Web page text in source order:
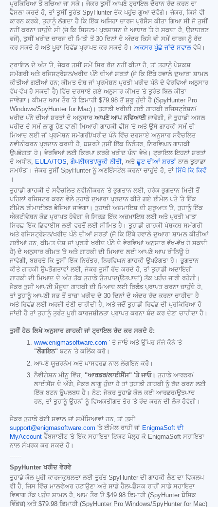
ਪ੍ਰਕਿਰਿਆ ਤੋਂ ਬਚਿਆ ਜਾ ਸਕੇ। ਜੇਕਰ ਤੁਸੀਂ ਆਪਣੇ ਟ੍ਰਾਇਲ ਦੌਰਾਨ ਰੱਦ ਕਰਨ ਦਾ
ਫੈਸਲਾ ਕਰਦੇ ਹੋ, ਤਾਂ ਤੁਸੀਂ ਤੁਰੰਤ SpyHunter ਤੱਕ ਪਹੁੰਚ ਗੁਆ ਦੇਵੋਗੇ। ਜੇਕਰ, ਕਿਸੇ ਵੀ
ਕਾਰਨ ਕਰਕੇ, ਤੁਹਾਨੂੰ ਲੱਗਦਾ ਹੈ ਕਿ ਇੱਕ ਅਜਿਹਾ ਚਾਰਜ ਪ੍ਰੋਸੈਸ ਕੀਤਾ ਗਿਆ ਸੀ ਜੋ ਤੁਸੀਂ
ਨਹੀਂ ਕਰਨਾ ਚਾਹੁੰਦੇ ਸੀ (ਜੋ ਕਿ ਸਿਸਟਮ ਪ੍ਰਸ਼ਾਸਨ ਦੇ ਆਧਾਰ 'ਤੇ ਹੋ ਸਕਦਾ ਹੈ, ਉਦਾਹਰਣ
ਵਜੋਂ), ਤੁਸੀਂ ਖਰੀਦ ਚਾਰਜ ਦੀ ਮਿਤੀ ਤੋਂ 30 ਦਿਨਾਂ ਦੇ ਅੰਦਰ ਕਿਸੇ ਵੀ ਸਮੇਂ ਚਾਰਜ ਨੂੰ ਰੱਦ
ਕਰ ਸਕਦੇ ਹੋ ਅਤੇ ਪੂਰਾ ਰਿਫੰਡ ਪ੍ਰਾਪਤ ਕਰ ਸਕਦੇ ਹੋ। ਅਕਸਰ ਪੁੱਛੇ ਜਾਂਦੇ ਸਵਾਲ ਵੇਖੋ।
ਟ੍ਰਾਇਲ ਦੇ ਅੰਤ 'ਤੇ, ਜੇਕਰ ਤੁਸੀਂ ਸਮੇਂ ਸਿਰ ਰੱਦ ਨਹੀਂ ਕੀਤਾ ਹੈ, ਤਾਂ ਤੁਹਾਨੂੰ ਪੇਸ਼ਕਸ਼
ਸਮੱਗਰੀ ਅਤੇ ਰਜਿਸਟ੍ਰੇਸ਼ਨ/ਖਰੀਦ ਪੰਨੇ ਦੀਆਂ ਸ਼ਰਤਾਂ (ਜੋ ਕਿ ਇੱਥੇ ਹਵਾਲੇ ਦੁਆਰਾ ਸ਼ਾਮਲ
ਕੀਤੀਆਂ ਗਈਆਂ ਹਨ; ਕੀਮਤ ਦੇਸ਼ ਜਾਂ ਪ੍ਰਮੋਸ਼ਨ ਪ੍ਰਤੀ ਖਰੀਦ ਪੰਨੇ ਦੇ ਵੇਰਵਿਆਂ ਅਨੁਸਾਰ
ਵੱਖ-ਵੱਖ ਹੋ ਸਕਦੀ ਹੈ) ਵਿੱਚ ਦਰਸਾਏ ਗਏ ਅਨੁਸਾਰ ਕੀਮਤ 'ਤੇ ਤੁਰੰਤ ਬਿਲ ਕੀਤਾ
ਜਾਵੇਗਾ। ਕੀਮਤ ਆਮ ਤੌਰ 'ਤੇ ਛਿਮਾਹੀ $79.98 ਤੋਂ ਸ਼ੁਰੂ ਹੁੰਦੀ ਹੈ (SpyHunter Pro
Windows/SpyHunter for Mac)। ਤੁਹਾਡੀ ਖਰੀਦੀ ਗਈ ਗਾਹਕੀ ਰਜਿਸਟ੍ਰੇਸ਼ਨ/
ਖਰੀਦ ਪੰਨੇ ਦੀਆਂ ਸ਼ਰਤਾਂ ਦੇ ਅਨੁਸਾਰ ਆਪਣੇ ਆਪ ਨਵਿਆਈਜਾਵੇਗੀ, ਜੋ ਤੁਹਾਡੀ ਅਸਲ
ਖਰੀਦ ਦੇ ਸਮੇਂ ਲਾਗੂ ਹੋਣ ਵਾਲੀ ਮਿਆਰੀ ਗਾਹਕੀ ਫੀਸ 'ਤੇ ਅਤੇ ਉਸੇ ਗਾਹਕੀ ਸਮੇਂ ਦੀ
ਮਿਆਦ ਲਈ ਜਾਂ ਪ੍ਰਮੋਸ਼ਨ ਸਮੱਗਰੀ/ਖਰੀਦ ਪੰਨੇ ਵਿੱਚ ਦਰਸਾਏ ਅਨੁਸਾਰ ਸਵੈਚਲਿਤ
ਨਵੀਨੀਕਰਨ ਪ੍ਰਦਾਨ ਕਰਦੀ ਹੈ, ਬਸ਼ਰਤੇ ਤੁਸੀਂ ਇੱਕ ਨਿਰੰਤਰ, ਨਿਰਵਿਘਨ ਗਾਹਕੀ
ਉਪਭੋਗਤਾ ਹੋ। ਵੇਰਵਿਆਂ ਲਈ ਕਿਰਪਾ ਕਰਕੇ ਖਰੀਦ ਪੰਨਾ ਵੇਖੋ। ਟ੍ਰਾਇਲ ਇਹਨਾਂ ਸ਼ਰਤਾਂ
ਦੇ ਅਧੀਨ, EULA/TOS, ਗੋਪਨੀਯਤਾ/ਕੂਕੀ ਨੀਤੀ, ਅਤੇ ਛੂਟ ਦੀਆਂ ਸ਼ਰਤਾਂ ਨਾਲ ਤੁਹਾਡਾ
ਸਮਝੌਤਾ। ਜੇਕਰ ਤੁਸੀਂ SpyHunter ਨੂੰ ਅਣਇੰਸਟੌਲ ਕਰਨਾ ਚਾਹੁੰਦੇ ਹੋ, ਤਾਂ ਸਿੱਖੋ ਕਿ ਕਿਵੇਂ
।
ਤੁਹਾਡੀ ਗਾਹਕੀ ਦੇ ਸਵੈਚਲਿਤ ਨਵੀਨੀਕਰਨ 'ਤੇ ਭੁਗਤਾਨ ਲਈ, ਹਰੇਕ ਭੁਗਤਾਨ ਮਿਤੀ ਤੋਂ
ਪਹਿਲਾਂ ਰਜਿਸਟਰ ਕਰਨ ਵੇਲੇ ਤੁਹਾਡੇ ਦੁਆਰਾ ਪ੍ਰਦਾਨ ਕੀਤੇ ਗਏ ਈਮੇਲ ਪਤੇ 'ਤੇ ਇੱਕ
ਈਮੇਲ ਰੀਮਾਈਂਡਰ ਭੇਜਿਆ ਜਾਵੇਗਾ। ਤੁਹਾਡੀ ਅਜ਼ਮਾਇਸ਼ ਦੀ ਸ਼ੁਰੂਆਤ 'ਤੇ, ਤੁਹਾਨੂੰ ਇੱਕ
ਐਕਟੀਵੇਸ਼ਨ ਕੋਡ ਪ੍ਰਾਪਤ ਹੋਵੇਗਾ ਜੋ ਸਿਰਫ਼ ਇੱਕ ਅਜ਼ਮਾਇਸ਼ ਲਈ ਅਤੇ ਪ੍ਰਤੀ ਖਾਤਾ
ਸਿਰਫ਼ ਇੱਕ ਡਿਵਾਈਸ ਲਈ ਵਰਤੋਂ ਲਈ ਸੀਮਿਤ ਹੈ। ਤੁਹਾਡੀ ਗਾਹਕੀ ਪੇਸ਼ਕਸ਼ ਸਮੱਗਰੀ
ਅਤੇ ਰਜਿਸਟ੍ਰੇਸ਼ਨ/ਖਰੀਦ ਪੰਨੇ ਦੀਆਂ ਸ਼ਰਤਾਂ (ਜੋ ਕਿ ਇੱਥੇ ਹਵਾਲੇ ਦੁਆਰਾ ਸ਼ਾਮਲ ਕੀਤੀਆਂ
ਗਈਆਂ ਹਨ; ਕੀਮਤ ਦੇਸ਼ ਜਾਂ ਪ੍ਰਤੀ ਖਰੀਦ ਪੰਨੇ ਦੇ ਵੇਰਵਿਆਂ ਅਨੁਸਾਰ ਵੱਖ-ਵੱਖ ਹੋ ਸਕਦੀ
ਹੈ) ਦੇ ਅਨੁਸਾਰ ਕੀਮਤ 'ਤੇ ਅਤੇ ਗਾਹਕੀ ਦੀ ਮਿਆਦ ਲਈ ਆਪਣੇ ਆਪ ਰੀਨਿਊ ਹੋ
ਜਾਵੇਗੀ, ਬਸ਼ਰਤੇ ਕਿ ਤੁਸੀਂ ਇੱਕ ਨਿਰੰਤਰ, ਨਿਰਵਿਘਨ ਗਾਹਕੀ ਉਪਭੋਗਤਾ ਹੋ। ਭੁਗਤਾਨ
ਕੀਤੇ ਗਾਹਕੀ ਉਪਭੋਗਤਾਵਾਂ ਲਈ, ਜੇਕਰ ਤੁਸੀਂ ਰੱਦ ਕਰਦੇ ਹੋ, ਤਾਂ ਤੁਹਾਡੀ ਅਦਾਇਗੀ
ਗਾਹਕੀ ਦੀ ਮਿਆਦ ਦੇ ਅੰਤ ਤੱਕ ਤੁਹਾਡੇ ਉਤਪਾਦ(ਉਤਪਾਦਾਂ) ਤੱਕ ਪਹੁੰਚ ਜਾਰੀ ਰਹੇਗੀ।
ਜੇਕਰ ਤੁਸੀਂ ਆਪਣੀ ਮੌਜੂਦਾ ਗਾਹਕੀ ਦੀ ਮਿਆਦ ਲਈ ਰਿਫੰਡ ਪ੍ਰਾਪਤ ਕਰਨਾ ਚਾਹੁੰਦੇ ਹੋ,
ਤਾਂ ਤੁਹਾਨੂੰ ਆਪਣੀ ਸਭ ਤੋਂ ਤਾਜ਼ਾ ਖਰੀਦ ਦੇ 30 ਦਿਨਾਂ ਦੇ ਅੰਦਰ ਰੱਦ ਕਰਨਾ ਚਾਹੀਦਾ ਹੈ
ਅਤੇ ਰਿਫੰਡ ਲਈ ਅਰਜ਼ੀ ਦੇਣੀ ਚਾਹੀਦੀ ਹੈ, ਅਤੇ ਜਦੋਂ ਤੁਹਾਡੀ ਰਿਫੰਡ ਦੀ ਪ੍ਰਕਿਰਿਆ ਹੋ
ਜਾਂਦੀ ਹੈ ਤਾਂ ਤੁਹਾਨੂੰ ਤੁਰੰਤ ਪੂਰੀ ਕਾਰਜਸ਼ੀਲਤਾ ਪ੍ਰਾਪਤ ਕਰਨਾ ਬੰਦ ਕਰ ਦੇਣਾ ਚਾਹੀਦਾ ਹੈ।
ਤੁਸੀਂ ਹੇਠ ਲਿਖੇ ਅਨੁਸਾਰ ਗਾਹਕੀ ਜਾਂ ਟ੍ਰਾਇਲ ਰੱਦ ਕਰ ਸਕਦੇ ਹੋ:
www.enigmasoftware.com ' ਤੇ ਜਾਓ ਅਤੇ ਉੱਪਰ ਸੱਜੇ ਕੋਨੇ 'ਤੇ
"ਲੌਗਇਨ" ਬਟਨ 'ਤੇ ਕਲਿੱਕ ਕਰੋ।
ਆਪਣੇ ਯੂਜ਼ਰਨੇਮ ਅਤੇ ਪਾਸਵਰਡ ਨਾਲ ਲੌਗਇਨ ਕਰੋ।
ਨੈਵੀਗੇਸ਼ਨ ਮੀਨੂ ਵਿੱਚ, "ਆਰਡਰ/ਲਾਈਸੈਂਸ" 'ਤੇ ਜਾਓ। ਤੁਹਾਡੇ ਆਰਡਰ/
ਲਾਈਸੈਂਸ ਦੇ ਅੱਗੇ, ਜੇਕਰ ਲਾਗੂ ਹੁੰਦਾ ਹੈ ਤਾਂ ਤੁਹਾਡੀ ਗਾਹਕੀ ਨੂੰ ਰੱਦ ਕਰਨ ਲਈ
ਇੱਕ ਬਟਨ ਉਪਲਬਧ ਹੈ। ਨੋਟ: ਜੇਕਰ ਤੁਹਾਡੇ ਕੋਲ ਕਈ ਆਰਡਰ/ਉਤਪਾਦ
ਹਨ, ਤਾਂ ਤੁਹਾਨੂੰ ਉਹਨਾਂ ਨੂੰ ਵਿਅਕਤੀਗਤ ਤੌਰ 'ਤੇ ਰੱਦ ਕਰਨ ਦੀ ਲੋੜ ਹੋਵੇਗੀ।
ਜੇਕਰ ਤੁਹਾਡੇ ਕੋਈ ਸਵਾਲ ਜਾਂ ਸਮੱਸਿਆਵਾਂ ਹਨ, ਤਾਂ ਤੁਸੀਂ
support@enigmasoftware.com 'ਤੇ ਈਮੇਲ ਰਾਹੀਂ ਜਾਂ EnigmaSoft ਦੀ
MyAccount ਵੈੱਬਸਾਈਟ 'ਤੇ ਇੱਕ ਸਹਾਇਤਾ ਟਿਕਟ ਖੋਲ੍ਹ ਕੇ EnigmaSoft ਸਹਾਇਤਾ
ਨਾਲ ਸੰਪਰਕ ਕਰ ਸਕਦੇ ਹੋ।
------
SpyHunter ਖਰੀਦ ਵੇਰਵੇ
ਤੁਹਾਡੇ ਕੋਲ ਪੂਰੀ ਕਾਰਜਕੁਸ਼ਲਤਾ ਲਈ ਤੁਰੰਤ SpyHunter ਦੀ ਗਾਹਕੀ ਲੈਣ ਦਾ ਵਿਕਲਪ
ਵੀ ਹੈ, ਜਿਸ ਵਿੱਚ ਮਾਲਵੇਅਰ ਹਟਾਉਣਾ ਅਤੇ ਸਾਡੇ ਹੈਲਪਡੈਸਕ ਰਾਹੀਂ ਸਾਡੇ ਸਹਾਇਤਾ
ਵਿਭਾਗ ਤੱਕ ਪਹੁੰਚ ਸ਼ਾਮਲ ਹੈ, ਆਮ ਤੌਰ 'ਤੇ $49.98 ਛਿਮਾਹੀ (SpyHunter ਬੇਸਿਕ
ਵਿੰਡੋਜ਼) ਅਤੇ $79.98 ਛਿਮਾਹੀ (SpyHunter Pro Windows/SpyHunter for Mac)